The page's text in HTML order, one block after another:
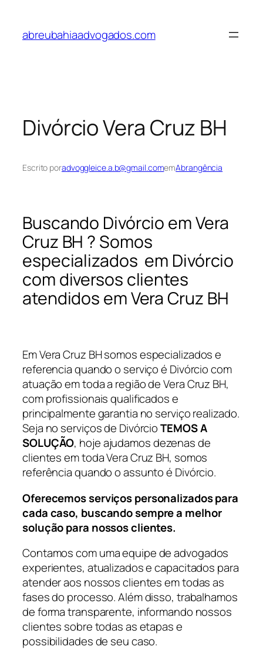
abreubahiaadvogados.com
Divórcio Vera Cruz BH
Escrito poradvoggleice.a.b@gmail.comemAbrangência
Buscando Divórcio em Vera
Cruz BH ? Somos
especializados em Divórcio
com diversos clientes
atendidos em Vera Cruz BH
Em Vera Cruz BH somos especializados e
referencia quando o serviço é Divórcio com
atuação em toda a região de Vera Cruz BH,
com profissionais qualificados e
principalmente garantia no serviço realizado.
Seja no serviços de DivórcioTEMOS A
SOLUÇÃO, hoje ajudamos dezenas de
clientes em toda Vera Cruz BH, somos
referência quando o assunto é Divórcio.
Oferecemos serviços personalizados para
cada caso, buscando sempre a melhor
solução para nossos clientes.
Contamos com uma equipe de advogados
experientes, atualizados e capacitados para
atender aos nossos clientes em todas as
fases do processo. Além disso, trabalhamos
de forma transparente, informando nossos
clientes sobre todas as etapas e
possibilidades de seu caso.